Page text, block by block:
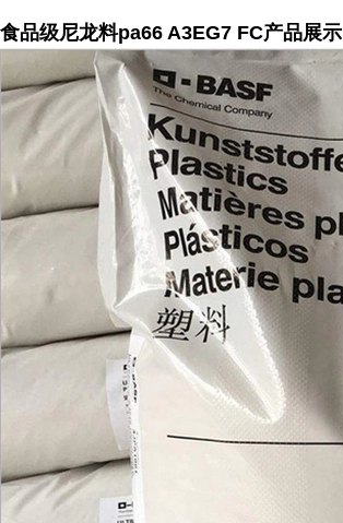
食品级尼龙料pa66 A3EG7 FC产品展示